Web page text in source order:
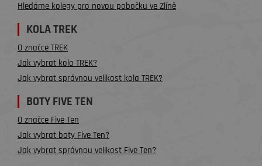
Hledáme kolegy pro novou pobočku ve Zlíně
KOLA TREK
O značce TREK
Jak vybrat kolo TREK?
Jak vybrat správnou velikost kola TREK?
BOTY FIVE TEN
O značce Five Ten
Jak vybrat boty Five Ten?
Jak vybrat správnou velikost Five Ten?